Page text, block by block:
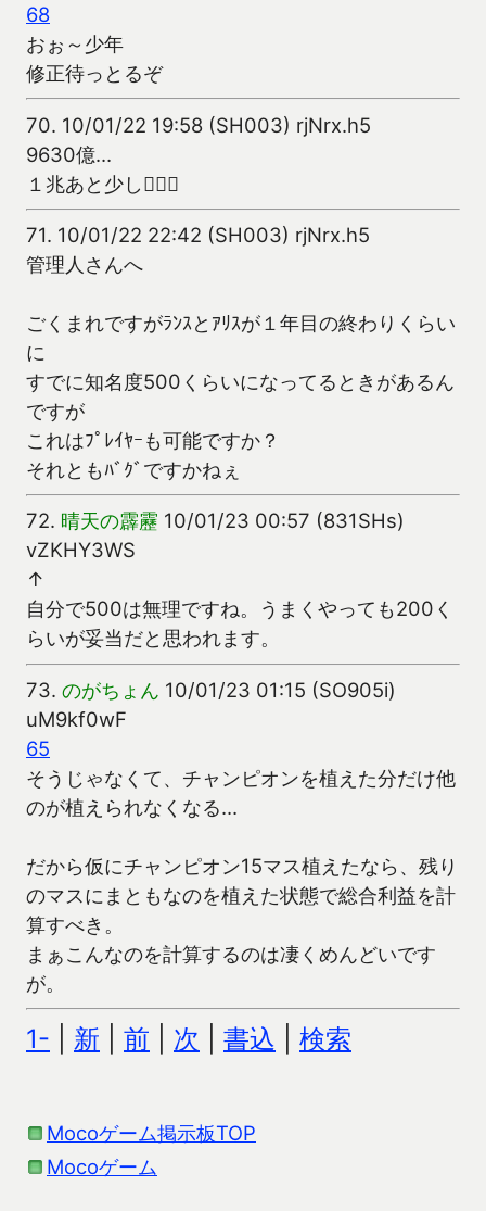
68
おぉ～少年
修正待っとるぞ
70. 10/01/22 19:58 (SH003) rjNrx.h5
9630億…
１兆あと少し
71. 10/01/22 22:42 (SH003) rjNrx.h5
管理人さんへ
ごくまれですがﾗﾝｽとｱﾘｽが１年目の終わりくらい
に
すでに知名度500くらいになってるときがあるん
ですが
これはﾌﾟﾚｲﾔｰも可能ですか？
それともﾊﾞｸﾞですかねぇ
72. 晴天の霹靂 10/01/23 00:57 (831SHs)
vZKHY3WS
↑
自分で500は無理ですね。うまくやっても200く
らいが妥当だと思われます。
73. のがちょん 10/01/23 01:15 (SO905i)
uM9kf0wF
65
そうじゃなくて、チャンピオンを植えた分だけ他
のが植えられなくなる…
だから仮にチャンピオン15マス植えたなら、残り
のマスにまともなのを植えた状態で総合利益を計
算すべき。
まぁこんなのを計算するのは凄くめんどいです
が。
1- 新 前 次 書込 検索
Mocoゲーム掲示板TOP
Mocoゲーム